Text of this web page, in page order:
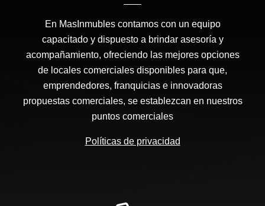
En MasInmubles contamos con un equipo
capacitado y dispuesto a brindar asesoría y
acompañamiento, ofreciendo las mejores opciones
de locales comerciales disponibles para que,
emprendedores, franquicias e innovadoras
propuestas comerciales, se establezcan en nuestros
puntos comerciales
Políticas de privacidad